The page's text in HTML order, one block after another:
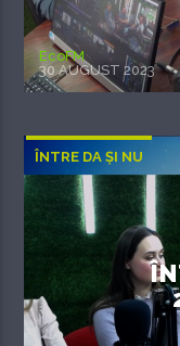
EcoFM
30 AUGUST 2023
ÎNTRE DA ȘI NU